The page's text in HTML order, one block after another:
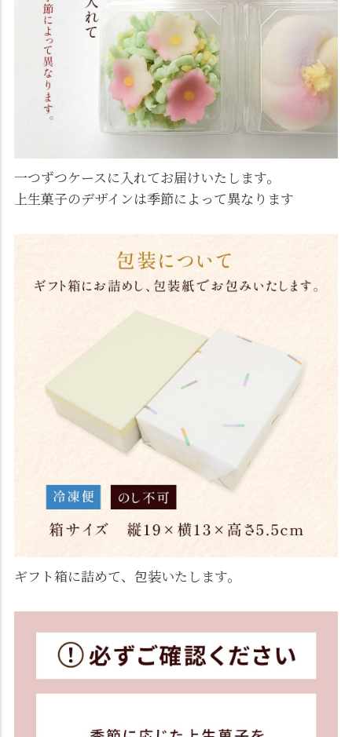
一つずつケースに入れてお届けいたします。
上生菓子のデザインは季節によって異なります
ギフト箱に詰めて、包装いたします。